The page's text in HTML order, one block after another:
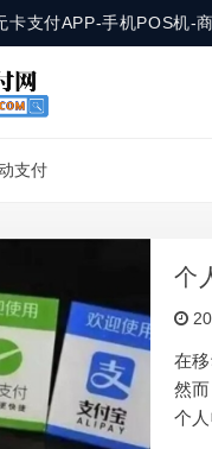
卡支付APP-手机POS机-
支付
个
在
然
个